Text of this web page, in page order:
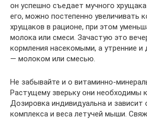
он успешно съедает мучного
его, можно постепенно увеличивать
хрущаков в рационе, при этом
молока или смеси. Зачастую это
кормления насекомыми, а утренние и
— молоком или смесью.
Не забывайте и о витаминно-
Растущему зверьку они необходимы
Дозировка индивидуальна и зависит
комплекса и веса летучей мыши.